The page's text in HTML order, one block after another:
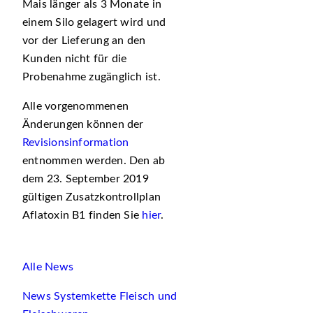
Mais länger als 3 Monate in
einem Silo gelagert wird und
vor der Lieferung an den
Kunden nicht für die
Probenahme zugänglich ist.
Alle vorgenommenen
Änderungen können der
Revisionsinformation
entnommen werden. Den ab
dem 23. September 2019
gültigen Zusatzkontrollplan
Aflatoxin B1 finden Sie hier.
Alle News
News Systemkette Fleisch und